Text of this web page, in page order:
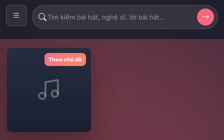
Theo chủ đề